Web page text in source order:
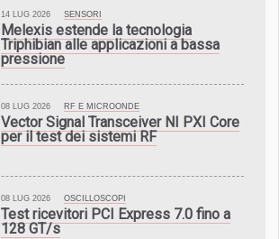
14 LUG 2026 SENSORI
Melexis estende la tecnologia
Triphibian alle applicazioni a bassa
pressione
08 LUG 2026 RF E MICROONDE
Vector Signal Transceiver NI PXI Core
per il test dei sistemi RF
08 LUG 2026 OSCILLOSCOPI
Test ricevitori PCI Express 7.0 fino a
128 GT/s